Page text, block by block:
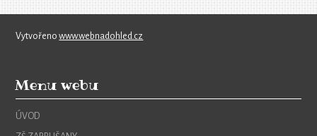
Vytvořenowww.webnadohled.cz
Menu webu
ÚVOD